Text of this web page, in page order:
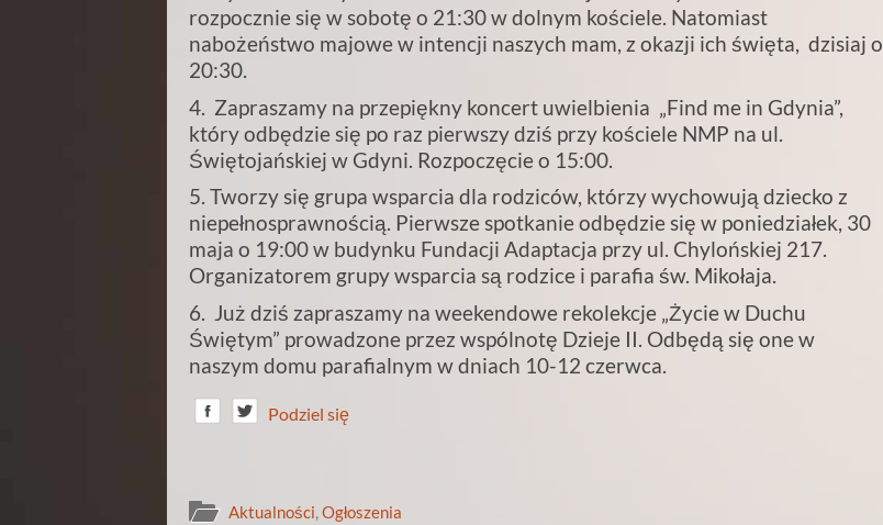
rozpocznie się w sobotę o 21:30 w dolnym kościele. Natomiast
nabożeństwo majowe w intencji naszych mam, z okazji ich święta, dzisiaj o
20:30.
4. Zapraszamy na przepiękny koncert uwielbienia „Find me in Gdynia”,
który odbędzie się po raz pierwszy dziś przy kościele NMP na ul.
Świętojańskiej w Gdyni. Rozpoczęcie o 15:00.
5. Tworzy się grupa wsparcia dla rodziców, którzy wychowują dziecko z
niepełnosprawnością. Pierwsze spotkanie odbędzie się w poniedziałek, 30
maja o 19:00 w budynku Fundacji Adaptacja przy ul. Chylońskiej 217.
Organizatorem grupy wsparcia są rodzice i parafia św. Mikołaja.
6. Już dziś zapraszamy na weekendowe rekolekcje „Życie w Duchu
Świętym” prowadzone przez wspólnotę Dzieje II. Odbędą się one w
naszym domu parafialnym w dniach 10-12 czerwca.
Podziel się
Aktualności,Ogłoszenia